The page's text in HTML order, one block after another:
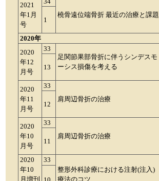
2021
年1月
号
橈骨遠位端骨折 最近の治療と課題
1
2020年
2020
年12
月号
33
足関節果部骨折に伴うシンデスモ
ーシス損傷を考える
13
2020
年11
月号
33
肩周辺骨折の治療
12
2020
年10
月号
33
肩周辺骨折の治療
11
2020
年10
月増刊
33
整形外科診療における注射(注入)
療法のコツ